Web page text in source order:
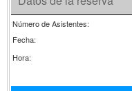
Número de Asistentes:
Fecha:
Hora: